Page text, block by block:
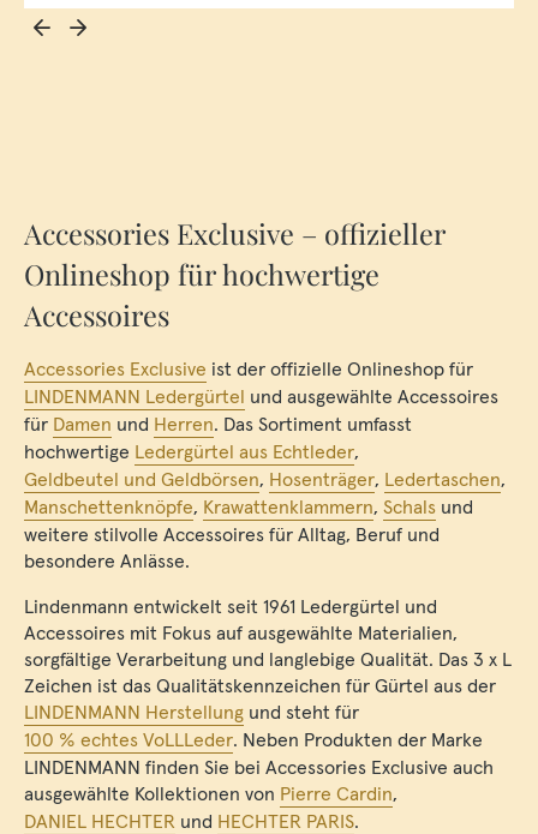
Accessories Exclusive – offizieller
Onlineshop für hochwertige
Accessoires
Accessories Exclusive ist der offizielle Onlineshop für
LINDENMANN Ledergürtel und ausgewählte Accessoires
für Damen und Herren. Das Sortiment umfasst
hochwertige Ledergürtel aus Echtleder,
Geldbeutel und Geldbörsen, Hosenträger, Ledertaschen,
Manschettenknöpfe, Krawattenklammern, Schals und
weitere stilvolle Accessoires für Alltag, Beruf und
besondere Anlässe.
Lindenmann entwickelt seit 1961 Ledergürtel und
Accessoires mit Fokus auf ausgewählte Materialien,
sorgfältige Verarbeitung und langlebige Qualität. Das 3 x L
Zeichen ist das Qualitätskennzeichen für Gürtel aus der
LINDENMANN Herstellung und steht für
100 % echtes VoLLLeder. Neben Produkten der Marke
LINDENMANN finden Sie bei Accessories Exclusive auch
ausgewählte Kollektionen von Pierre Cardin,
DANIEL HECHTER und HECHTER PARIS.